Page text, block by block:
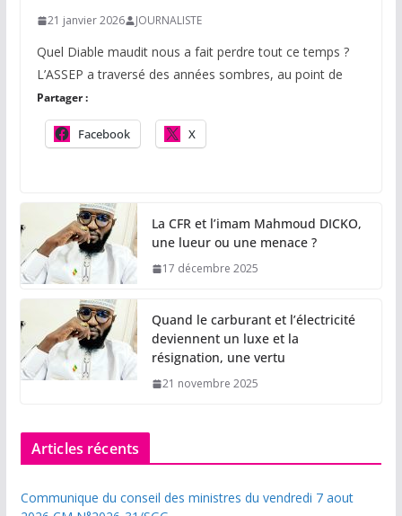
21 janvier 2026 JOURNALISTE
Quel Diable maudit nous a fait perdre tout ce temps ?
L’ASSEP a traversé des années sombres, au point de
Partager :
Facebook X
La CFR et l’imam Mahmoud DICKO,
une lueur ou une menace ?
17 décembre 2025
Quand le carburant et l’électricité
deviennent un luxe et la
résignation, une vertu
21 novembre 2025
Articles récents
Communique du conseil des ministres du vendredi 7 aout